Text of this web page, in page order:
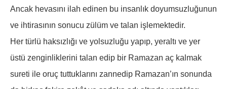
Ancak hevasını ilah edinen bu insanlık doyumsuzluğunun
ve ihtirasının sonucu zülüm ve talan işlemektedir.
Her türlü haksızlığı ve yolsuzluğu yapıp, yeraltı ve yer
üstü zenginliklerini talan edip bir Ramazan aç kalmak
sureti ile oruç tuttuklarını zannedip Ramazan’ın sonunda